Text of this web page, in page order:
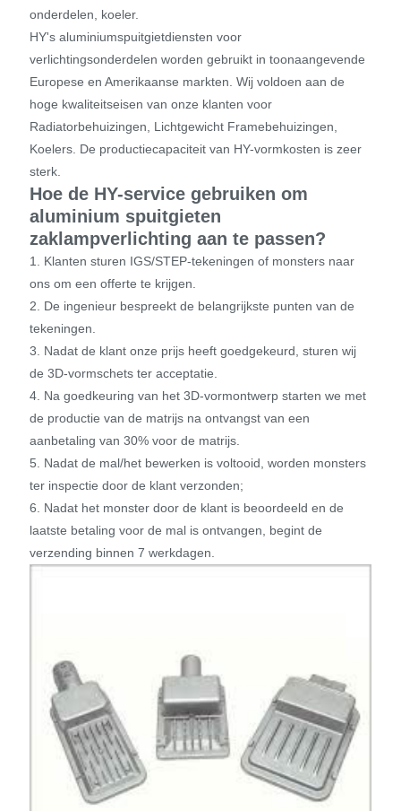
onderdelen, koeler.
HY's aluminiumspuitgietdiensten voor
verlichtingsonderdelen worden gebruikt in toonaangevende
Europese en Amerikaanse markten. Wij voldoen aan de
hoge kwaliteitseisen van onze klanten voor
Radiatorbehuizingen, Lichtgewicht Framebehuizingen,
Koelers. De productiecapaciteit van HY-vormkosten is zeer
sterk.
Hoe de HY-service gebruiken om
aluminium spuitgieten
zaklampverlichting aan te passen?
1. Klanten sturen IGS/STEP-tekeningen of monsters naar
ons om een ​​offerte te krijgen.
2. De ingenieur bespreekt de belangrijkste punten van de
tekeningen.
3. Nadat de klant onze prijs heeft goedgekeurd, sturen wij
de 3D-vormschets ter acceptatie.
4. Na goedkeuring van het 3D-vormontwerp starten we met
de productie van de matrijs na ontvangst van een
aanbetaling van 30% voor de matrijs.
5. Nadat de mal/het bewerken is voltooid, worden monsters
ter inspectie door de klant verzonden;
6. Nadat het monster door de klant is beoordeeld en de
laatste betaling voor de mal is ontvangen, begint de
verzending binnen 7 werkdagen.